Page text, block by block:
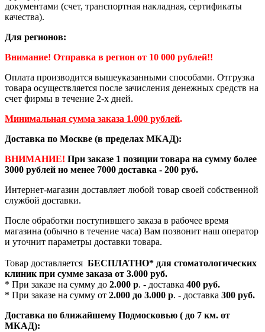
документами (счет, транспортная накладная, сертификаты
качества).
Для регионов:
Внимание! Отправка в регион от 10 000 рублей!!
Оплата производится вышеуказанными способами. Отгрузка
товара осуществляется после зачисления денежных средств на
счет фирмы в течение 2-х дней.
Минимальная сумма заказа 1.000 рублей.
Доставка по Москве (в пределах МКАД):
ВНИМАНИЕ! При заказе 1 позиции товара на сумму более
3000 рублей но менее 7000 доставка - 200 руб.
Интернет-магазин доставляет любой товар своей собственной
службой доставки.
После обработки поступившего заказа в рабочее время
магазина (обычно в течение часа) Вам позвонит наш оператор
и уточнит параметры доставки товара.
Товар доставляется БЕСПЛАТНО* для стоматологических
клиник при сумме заказа от 3.000 руб.
* При заказе на сумму до 2.000 р. - доставка 400 руб.
* При заказе на сумму от 2.000 до 3.000 р. - доставка 300 руб.
Доставка по ближайшему Подмосковью ( до 7 км. от
МКАД):